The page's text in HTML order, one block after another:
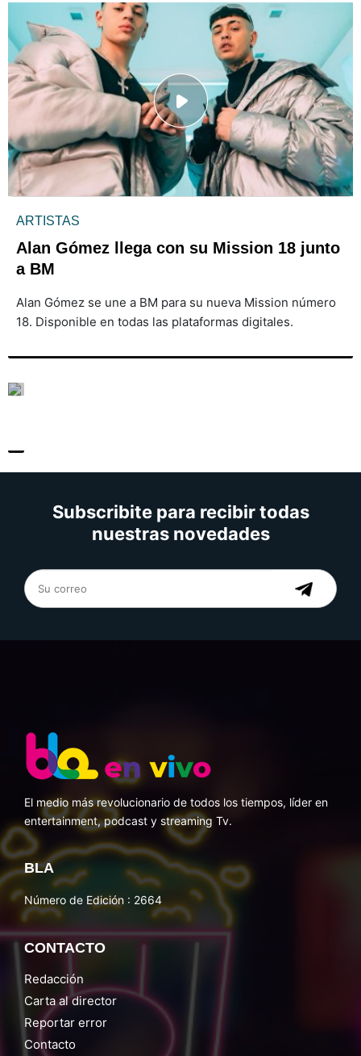
ARTISTAS
Alan Gómez llega con su Mission 18 junto
a BM
Alan Gómez se une a BM para su nueva Mission número
18. Disponible en todas las plataformas digitales.
Subscribite para recibir todas
nuestras novedades
El medio más revolucionario de todos los tiempos, líder en
entertainment, podcast y streaming Tv.
BLA
Número de Edición : 2664
CONTACTO
Redacción
Carta al director
Reportar error
Contacto